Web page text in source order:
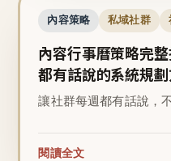
內容策略 私域社群
內容行事曆策略完
都有話說的系統規
讓社群每週都有話說，
閱讀全文